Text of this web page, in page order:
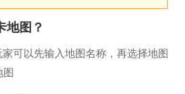
地图？
可以先输入地图名称，再选择地图
图